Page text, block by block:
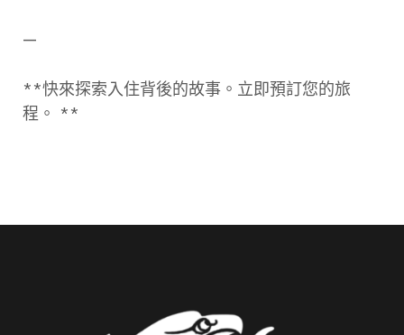
—
**快來探索入住背後的故事。立即預訂您的旅
程。 **